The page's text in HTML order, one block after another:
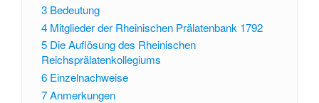
3 Bedeutung
4 Mitglieder der Rheinischen Prälatenbank 1792
5 Die Auflösung des Rheinischen
Reichsprälatenkollegiums
6 Einzelnachweise
7Anmerkungen